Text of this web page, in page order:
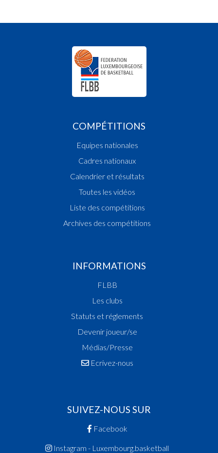
COMPÉTITIONS
Equipes nationales
Cadres nationaux
Calendrier et résultats
Toutes les vidéos
Liste des compétitions
Archives des compétitions
INFORMATIONS
FLBB
Les clubs
Statuts et réglements
Devenir joueur/se
Médias/Presse
Ecrivez-nous
SUIVEZ-NOUS SUR
Facebook
Instagram - Luxembourg.basketball